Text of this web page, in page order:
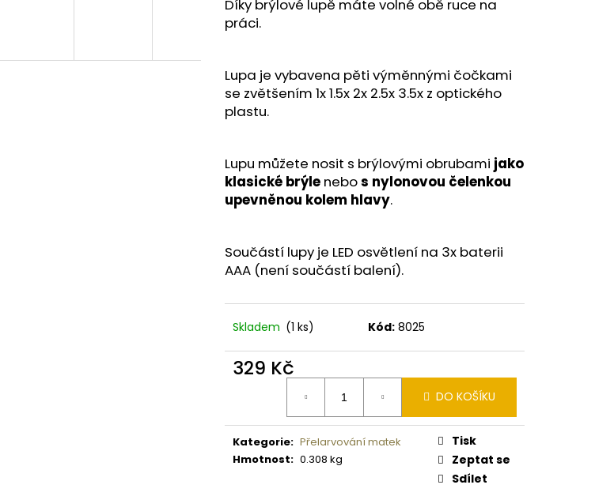
Díky brýlové lupě máte volné obě ruce na
práci.
Lupa je vybavena pěti výměnnými čočkami
se zvětšením 1x 1.5x 2x 2.5x 3.5x z optického
plastu.
Lupu můžete nosit s brýlovými obrubami jako
klasické brýle nebos nylonovou čelenkou
upevněnou kolem hlavy.
Součástí lupy je LED osvětlení na 3x baterii
AAA (není součástí balení).
Skladem (1 ks) Kód: 8025
329 Kč
DO KOŠÍKU
Kategorie: Přelarvování matek
Hmotnost: 0.308 kg
Tisk
Zeptat se
Sdílet
CVIČNÁ MUNICE – PISTOLE KAL. .9 MM